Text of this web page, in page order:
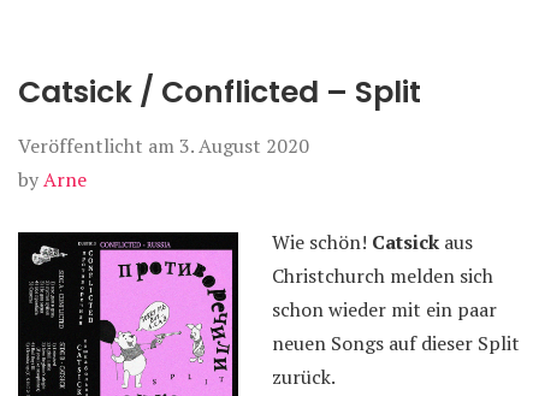
Catsick / Conflicted – Split
Veröffentlicht am 3. August 2020
byArne
Wie schön! Catsick aus
Christchurch melden sich
schon wieder mit ein paar
neuen Songs auf dieser Split
zurück.